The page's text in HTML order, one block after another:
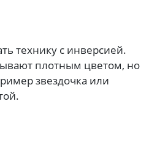
технику с инверсией.
плотным цветом, но
звездочка или